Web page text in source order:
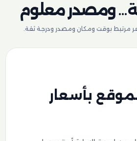
ومصدر معلوم
مرتبط بوقت ومكان ومصدر ودرجة ثقة.
بأسعار